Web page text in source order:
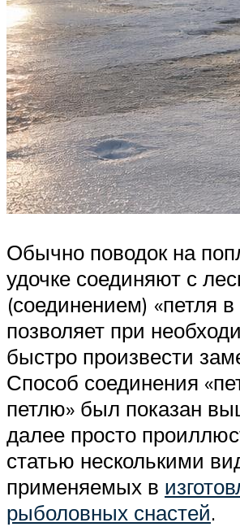
Обычно поводок на
удочке соединяют с
(соединением) «петля
позволяет при
быстро произвести
Способ соединения
петлю» был показан
далее просто
статью несколькими
применяемых в
рыболовных снастей.